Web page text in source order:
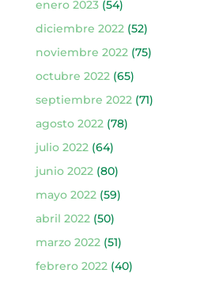
enero 2023(54)
diciembre 2022 (52)
noviembre 2022 (75)
octubre 2022 (65)
septiembre 2022 (71)
agosto 2022 (78)
julio 2022 (64)
junio 2022 (80)
mayo 2022 (59)
abril 2022 (50)
marzo 2022 (51)
febrero 2022 (40)